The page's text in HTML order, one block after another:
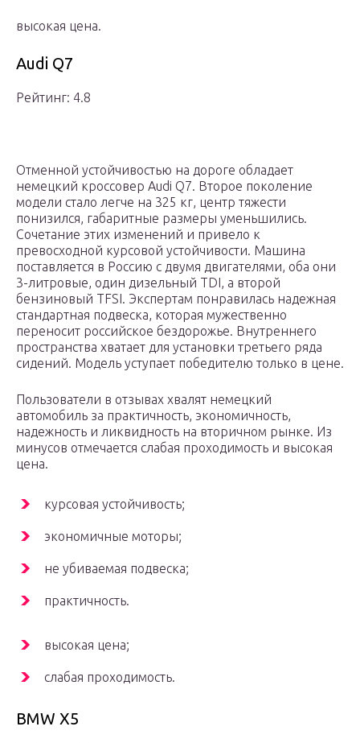
высокая цена.
Audi Q7
Рейтинг: 4.8
Отменной устойчивостью на дороге обладает
немецкий кроссовер Audi Q7. Второе поколение
модели стало легче на 325 кг, центр тяжести
понизился, габаритные размеры уменьшились.
Сочетание этих изменений и привело к
превосходной курсовой устойчивости. Машина
поставляется в Россию с двумя двигателями, оба они
3-литровые, один дизельный TDI, а второй
бензиновый TFSI. Экспертам понравилась надежная
стандартная подвеска, которая мужественно
переносит российское бездорожье. Внутреннего
пространства хватает для установки третьего ряда
сидений. Модель уступает победителю только в цене.
Пользователи в отзывах хвалят немецкий
автомобиль за практичность, экономичность,
надежность и ликвидность на вторичном рынке. Из
минусов отмечается слабая проходимость и высокая
цена.
курсовая устойчивость;
экономичные моторы;
не убиваемая подвеска;
практичность.
высокая цена;
слабая проходимость.
BMW X5